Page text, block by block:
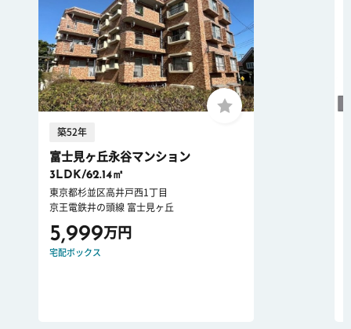
築52年
富士見ヶ丘永谷マンション
3LDK/62.14㎡
東京都杉並区高井戸西1丁目
京王電鉄井の頭線 富士見ヶ丘
5,999万円
宅配ボックス